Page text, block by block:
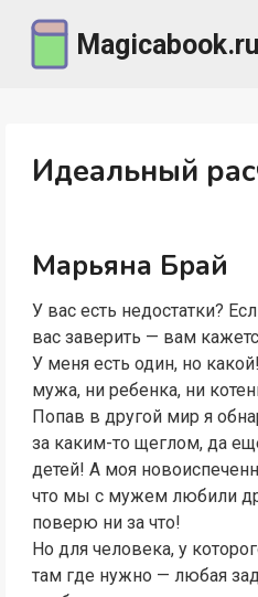
содержимому
Magicabook.ru
Идеальный
Марьяна Брай
У вас есть недостатки?
вас заверить — вам
У меня есть один, но
мужа, ни ребенка, ни
Попав в другой мир я
за каким-то щеглом, да
детей! А моя
что мы с мужем любили
поверю ни за что!
Но для человека, у
там где нужно — любая